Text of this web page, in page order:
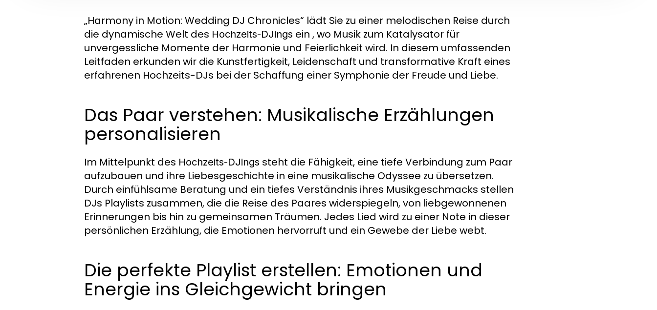
„Harmony in Motion: Wedding DJ Chronicles“ lädt Sie zu einer melodischen Reise durch
die dynamische Welt des Hochzeits-DJings ein , wo Musik zum Katalysator für
unvergessliche Momente der Harmonie und Feierlichkeit wird. In diesem umfassenden
Leitfaden erkunden wir die Kunstfertigkeit, Leidenschaft und transformative Kraft eines
erfahrenen Hochzeits-DJs bei der Schaffung einer Symphonie der Freude und Liebe.
Das Paar verstehen: Musikalische Erzählungen
personalisieren
Im Mittelpunkt des Hochzeits-DJings steht die Fähigkeit, eine tiefe Verbindung zum Paar
aufzubauen und ihre Liebesgeschichte in eine musikalische Odyssee zu übersetzen.
Durch einfühlsame Beratung und ein tiefes Verständnis ihres Musikgeschmacks stellen
DJs Playlists zusammen, die die Reise des Paares widerspiegeln, von liebgewonnenen
Erinnerungen bis hin zu gemeinsamen Träumen. Jedes Lied wird zu einer Note in dieser
persönlichen Erzählung, die Emotionen hervorruft und ein Gewebe der Liebe webt.
Die perfekte Playlist erstellen: Emotionen und
Energie ins Gleichgewicht bringen